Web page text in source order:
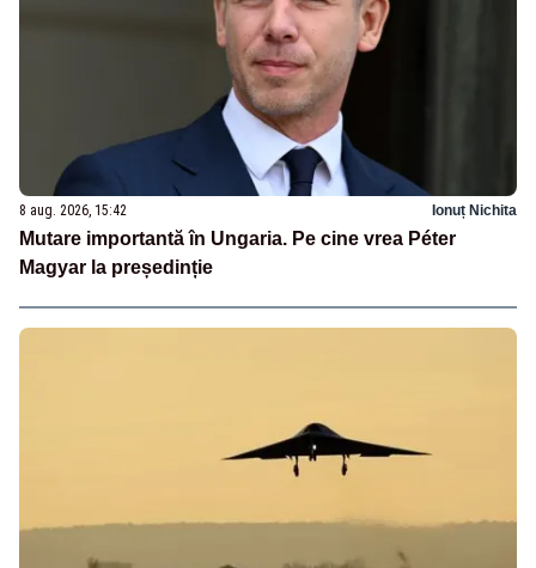
8 aug. 2026, 15:42 Ionuț Nichita
Mutare importantă în Ungaria. Pe cine vrea Péter
Magyar la președinție